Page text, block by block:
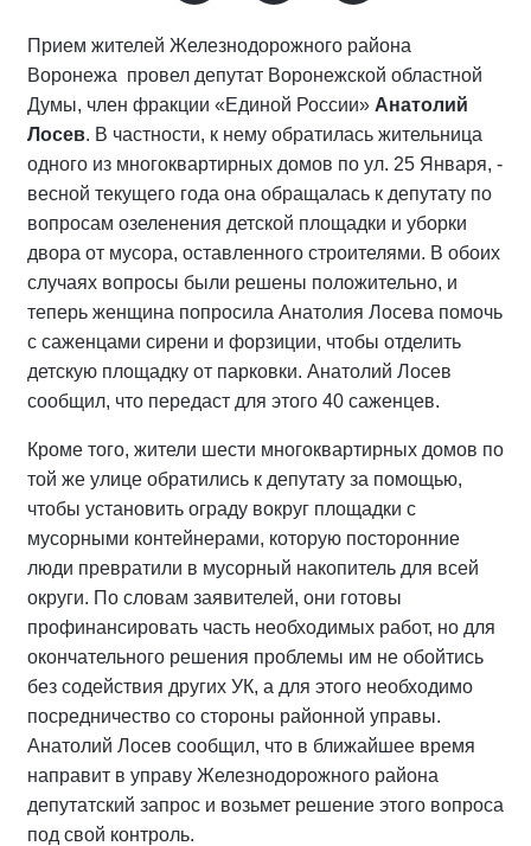
Прием жителей Железнодорожного района
Воронежа провел депутат Воронежской областной
Думы, член фракции «Единой России» Анатолий
Лосев. В частности, к нему обратилась жительница
одного из многоквартирных домов по ул. 25 Января, -
весной текущего года она обращалась к депутату по
вопросам озеленения детской площадки и уборки
двора от мусора, оставленного строителями. В обоих
случаях вопросы были решены положительно, и
теперь женщина попросила Анатолия Лосева помочь
с саженцами сирени и форзиции, чтобы отделить
детскую площадку от парковки. Анатолий Лосев
сообщил, что передаст для этого 40 саженцев.
Кроме того, жители шести многоквартирных домов по
той же улице обратились к депутату за помощью,
чтобы установить ограду вокруг площадки с
мусорными контейнерами, которую посторонние
люди превратили в мусорный накопитель для всей
округи. По словам заявителей, они готовы
профинансировать часть необходимых работ, но для
окончательного решения проблемы им не обойтись
без содействия других УК, а для этого необходимо
посредничество со стороны районной управы.
Анатолий Лосев сообщил, что в ближайшее время
направит в управу Железнодорожного района
депутатский запрос и возьмет решение этого вопроса
под свой контроль.